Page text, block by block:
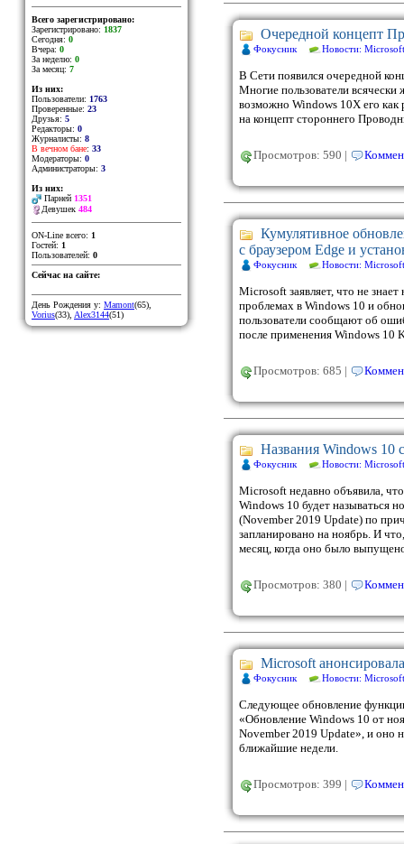
Всего зарегистрировано:
Зарегистрировано: 1837
Сегодня: 0
Вчера: 0
За неделю: 0
За месяц: 7
Из них:
Пользователи: 1763
Проверенные: 23
Друзья: 5
Редакторы: 0
Журналисты: 8
В вечном бане: 33
Модераторы: 0
Администраторы: 3
Из них:
Парней 1351
Девушек 484
ON-Line всего: 1
Гостей: 1
Пользователей: 0
Сейчас на сайте:
День Рождения у: Mamont(65),
Vorius(33), Alex3144(51)
Очередной концепт
Фокусник Новости: Microsoft
В Сети появился очередной
Многие пользователи
возможно Windows 10X его как
на концепт стороннего
Просмотров: 590 |
Кумулятивное
с браузером Edge и
Фокусник Новости: Microsoft
Microsoft заявляет, что не
проблемах в Windows 10 и
пользователи сообщают об
после применения Windows 10
Просмотров: 685 |
Названия Windows 10
Фокусник Новости: Microsoft
Microsoft недавно объявила,
Windows 10 будет называться
(November 2019 Update) по
запланировано на ноябрь. И
месяц, когда оно было
Просмотров: 380 |
Microsoft
Фокусник Новости: Microsoft
Следующее обновление
«Обновление Windows 10 от
November 2019 Update», и оно
ближайшие недели.
Просмотров: 399 |